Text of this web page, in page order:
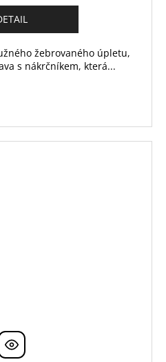
žebrovaného úpletu,
s nákrčníkem, která...